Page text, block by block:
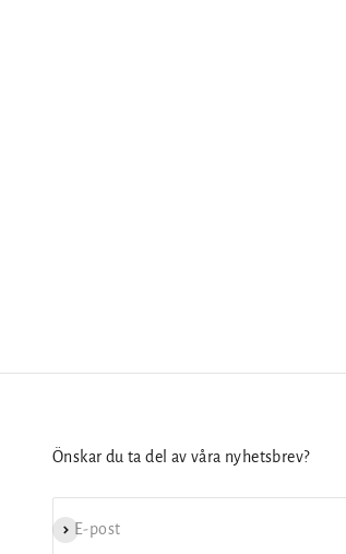
Önskar du ta del av våra nyhetsbrev?
E-post
Prenumerera